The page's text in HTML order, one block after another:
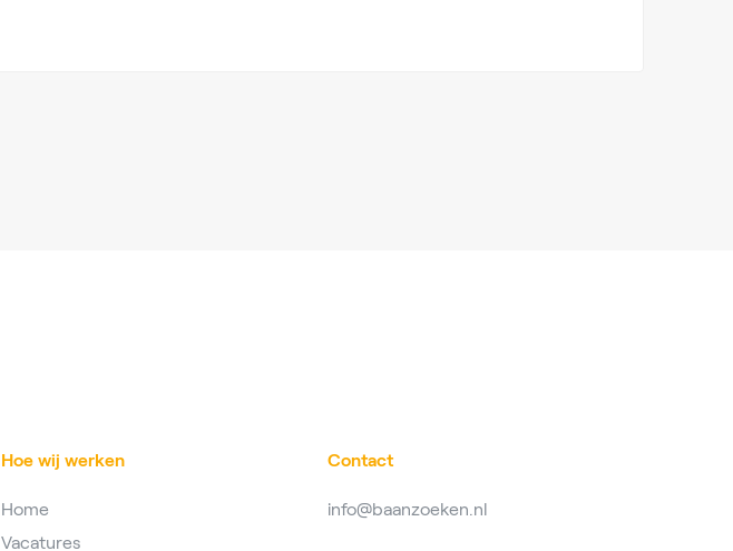
Hoe wij werken
Home
Vacatures
Contact
info@baanzoeken.nl